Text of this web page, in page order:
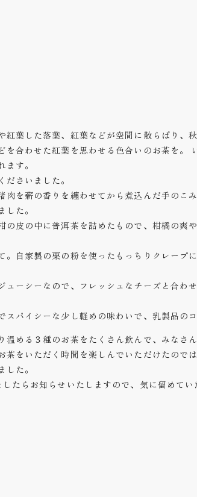
葉した落葉、紅葉などが空間に散らばり、
合わせた紅葉を思わせる色合いのお茶を。
す。
さいました。
を薪の香りを纏わせてから煮込んだ手のこ
た。
皮の中に普洱茶を詰めたもので、柑橘の爽
自家製の栗の粉を使ったもっちりクレープ
ューシーなので、フレッシュなチーズと合わ
パイシーな少し軽めの味わいで、乳製品のコ
める３種のお茶をたくさん飲んで、みなさ
をいただく時間を楽しんでいただけたので
た。
たらお知らせいたしますので、気に留めてい